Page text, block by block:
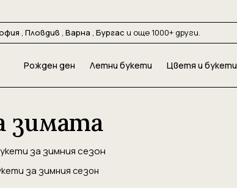
, Пловдив , Варна , Бургас и още 1000+ други.
Рожден ден Летни букети Цветя и букети
зимата
за зимния сезон
за зимния сезон